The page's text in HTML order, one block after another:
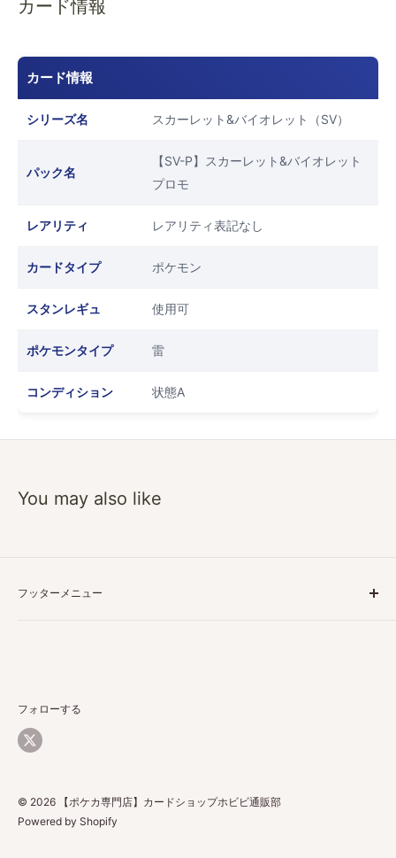
カード情報
カード情報
シリーズ名 スカーレット&バイオレット（SV）
パック名
【SV-P】スカーレット&バイオレット
プロモ
レアリティ レアリティ表記なし
カードタイプ ポケモン
スタンレギュ 使用可
ポケモンタイプ 雷
コンディション 状態A
You may also like
フッターメニュー
返品・返金について
配送について
お問い合わせ
フォローする
© 2026 【ポケカ専門店】カードショップホビビ通販部
Powered by Shopify